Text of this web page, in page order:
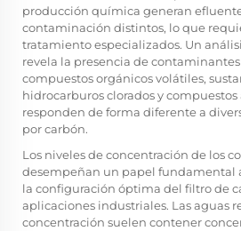
producción química generan
contaminación distintos, lo que
tratamiento especializados. Un
revela la presencia de
compuestos orgánicos volátiles,
hidrocarburos clorados y
responden de forma diferente a
por carbón.
Los niveles de concentración de los
desempeñan un papel fundamental
la configuración óptima del filtro de
aplicaciones industriales. Las aguas
concentración suelen contener